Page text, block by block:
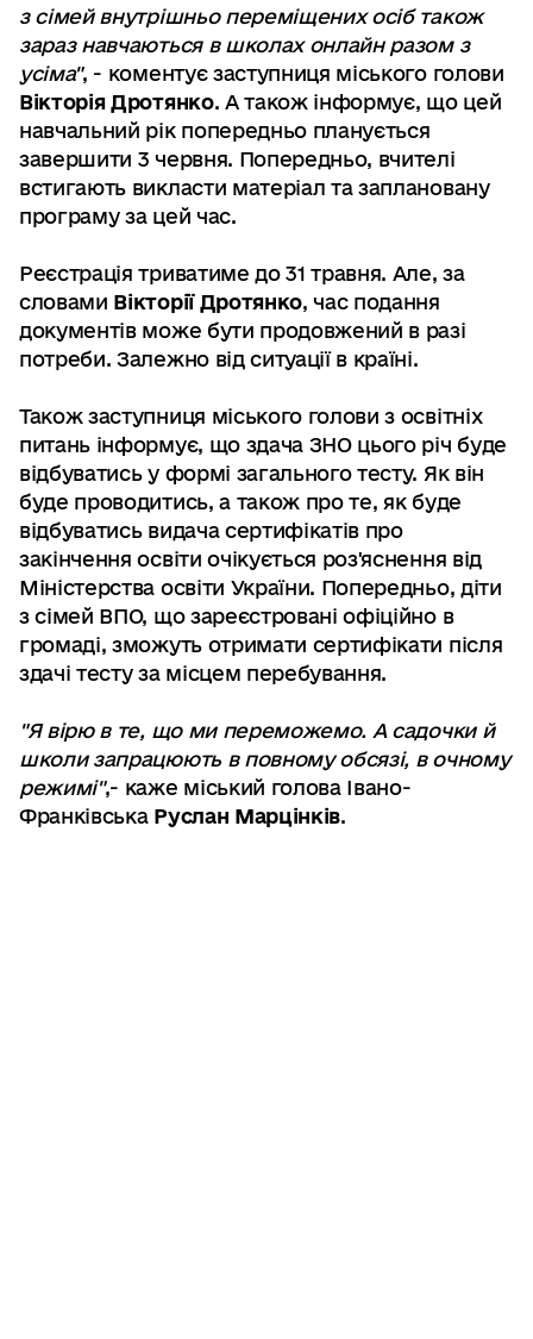
з сімей внутрішньо переміщених осіб також
зараз навчаються в школах онлайн разом з
усіма", - коментує заступниця міського голови
Вікторія Дротянко. А також інформує, що цей
навчальний рік попередньо планується
завершити 3 червня. Попередньо, вчителі
встигають викласти матеріал та заплановану
програму за цей час.
Реєстрація триватиме до 31 травня. Але, за
словами Вікторії Дротянко, час подання
документів може бути продовжений в разі
потреби. Залежно від ситуації в країні.
Також заступниця міського голови з освітніх
питань інформує, що здача ЗНО цього річ буде
відбуватись у формі загального тесту. Як він
буде проводитись, а також про те, як буде
відбуватись видача сертифікатів про
закінчення освіти очікується роз'яснення від
Міністерства освіти України. Попередньо, діти
з сімей ВПО, що зареєстровані офіційно в
громаді, зможуть отримати сертифікати після
здачі тесту за місцем перебування.
"Я вірю в те, що ми переможемо. А садочки й
школи запрацюють в повному обсязі, в очному
режимі",- каже міський голова Івано-
Франківська Руслан Марцінків.